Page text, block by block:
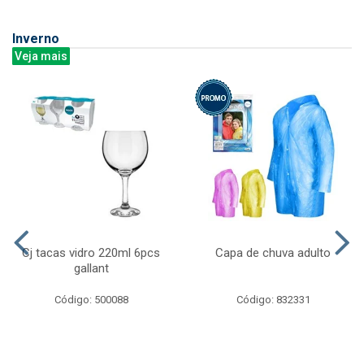
Inverno
Veja mais
Cj tacas vidro 220ml 6pcs
gallant
Código: 500088
Capa de chuva adulto
Código: 832331